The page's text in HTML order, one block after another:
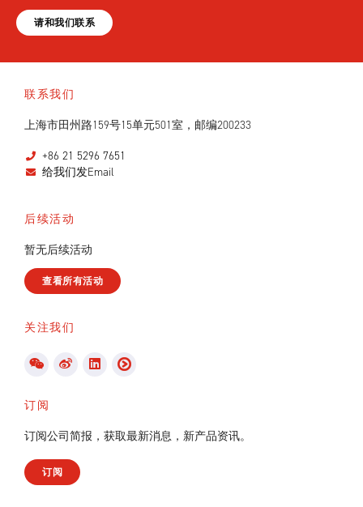
请和我们联系
联系我们
上海市田州路159号15单元501室，邮编200233
+86 21 5296 7651
给我们发Email
后续活动
暂无后续活动
查看所有活动
关注我们
订阅
订阅公司简报，获取最新消息，新产品资讯。
订阅